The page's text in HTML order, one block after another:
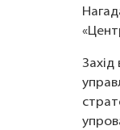
Захід